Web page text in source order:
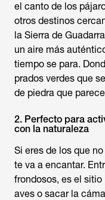
el canto de los
otros destinos
la Sierra de
un aire más
tiempo se para.
prados verdes que
de piedra que
2. Perfecto para
con la naturaleza
Si eres de los que
te va a encantar.
frondosos, es el
aves o sacar la